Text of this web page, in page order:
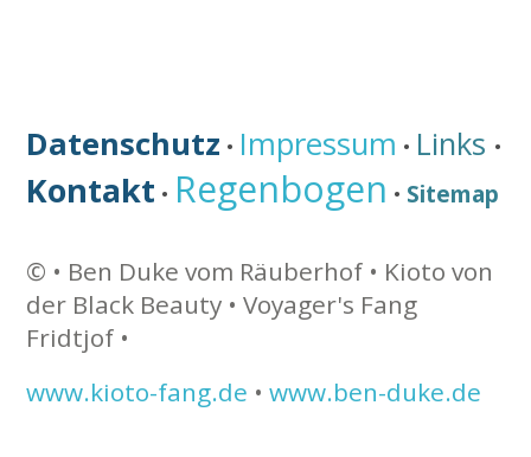
Datenschutz • Impressum • Links •
Kontakt • Regenbogen • Sitemap
© • Ben Duke vom Räuberhof • Kioto von
der Black Beauty • Voyager's Fang
Fridtjof •
www.kioto-fang.de •www.ben-duke.de